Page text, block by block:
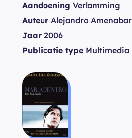
Aandoening Verlamming
Auteur Alejandro Amenabar
Jaar 2006
Publicatie type Multimedia